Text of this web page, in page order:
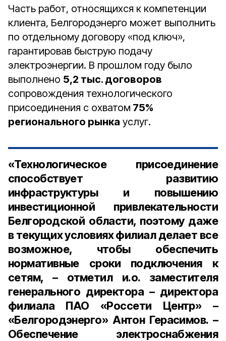
Часть работ, относящихся к компетенции
клиента, Белгородэнерго может выполнить
по отдельному договору «под ключ»,
гарантировав быструю подачу
электроэнергии. В прошлом году было
выполнено 5,2 тыс. договоров
сопровождения технологического
присоединения с охватом 75%
регионального рынка услуг.
«Технологическое присоединение
способствует развитию
инфраструктуры и повышению
инвестиционной привлекательности
Белгородской области, поэтому даже
в текущих условиях филиал делает все
возможное, чтобы обеспечить
нормативные сроки подключения к
сетям, – отметил и.о. заместителя
генерального директора – директора
филиала ПАО «Россети Центр» –
«Белгородэнерго» Антон Герасимов. –
Обеспечение электроснабжения